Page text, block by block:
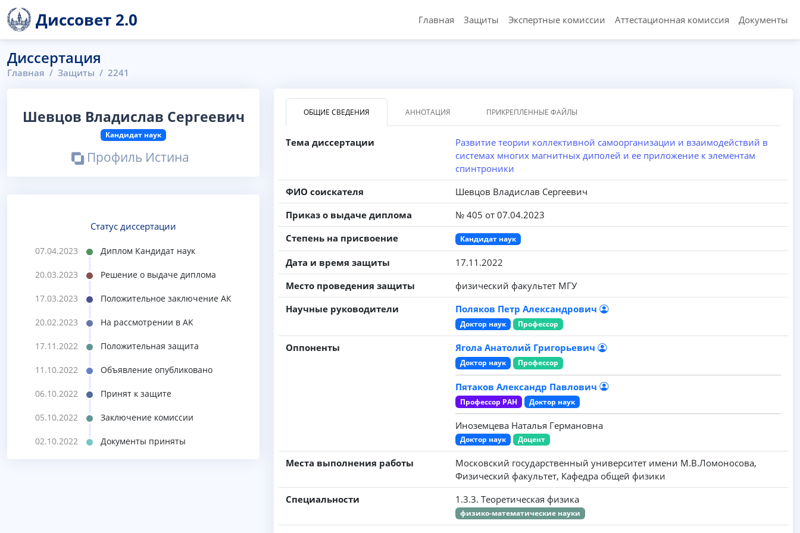
Диссовет 2.0 Главная Защиты Экспертные комиссии Аттестационная комиссия Документы
Диссертация
Главная Защиты 2241
Шевцов Владислав Сергеевич
Кандидат наук
Профиль Истина
Статус диссертации
07.04.2023 Диплом Кандидат наук
20.03.2023 Решение о выдаче диплома
17.03.2023 Положительное заключение АК
20.02.2023 На рассмотрении в АК
17.11.2022 Положительная защита
11.10.2022 Объявление опубликовано
06.10.2022 Принят к защите
05.10.2022 Заключение комиссии
02.10.2022 Документы приняты
ОБЩИЕ СВЕДЕНИЯ АННОТАЦИЯ ПРИКРЕПЛЕННЫЕ ФАЙЛЫ
Тема диссертации
Развитие теории коллективной самоорганизации и взаимодействий в
системах многих магнитных диполей и ее приложение к элементам
спинтроники
ФИО соискателя
Шевцов Владислав Сергеевич
Приказ о выдаче диплома
№ 405 от 07.04.2023
Степень на присвоение
Кандидат наук
Дата и время защиты
17.11.2022
Место проведения защиты
физический факультет МГУ
Научные руководители
Поляков Петр Александрович
Доктор наук Профессор
Оппоненты Ягола Анатолий Григорьевич
Доктор наук Профессор
Пятаков Александр Павлович
Профессор РАН Доктор наук
Иноземцева Наталья Германовна
Доктор наук Доцент
Места выполнения работы
Московский государственный университет имени M.B.Ломоносова,
Физический факультет, Кафедра общей физики
Специальности
1.3.3. Теоретическая физика
физико-математические науки